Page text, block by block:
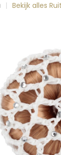
Bekijk alles